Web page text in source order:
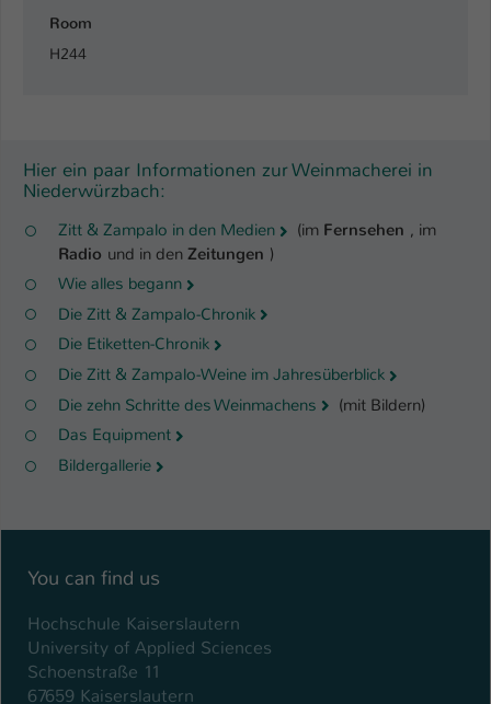
Room
H244
Hier ein paar Informationen zur Weinmacherei in
Niederwürzbach:
Zitt & Zampalo in den Medien (im Fernsehen , im
Radio und in den Zeitungen )
Wie alles begann
Die Zitt & Zampalo-Chronik
Die Etiketten-Chronik
Die Zitt & Zampalo-Weine im Jahresüberblick
Die zehn Schritte des Weinmachens
(mit Bildern)
Das Equipment
Bildergallerie
You can find us
Hochschule Kaiserslautern
University of Applied Sciences
Schoenstraße 11
67659 Kaiserslautern